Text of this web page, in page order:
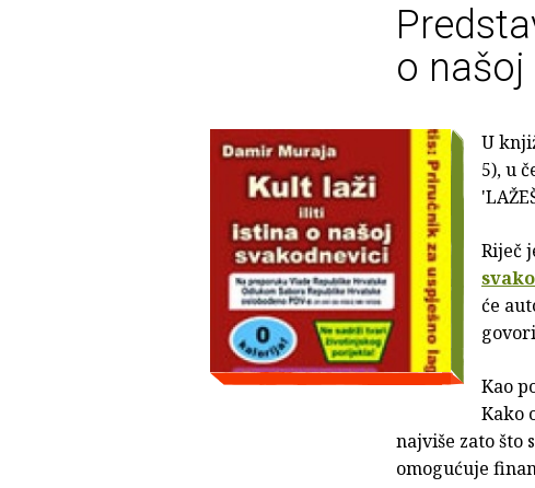
o našoj
U
5), u
Riječ
će
Kao
Kako
najviše zato što
omogućuje